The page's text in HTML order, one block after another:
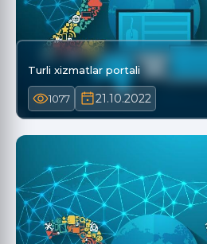
Turli xizmatlar portali
1077 21.10.2022